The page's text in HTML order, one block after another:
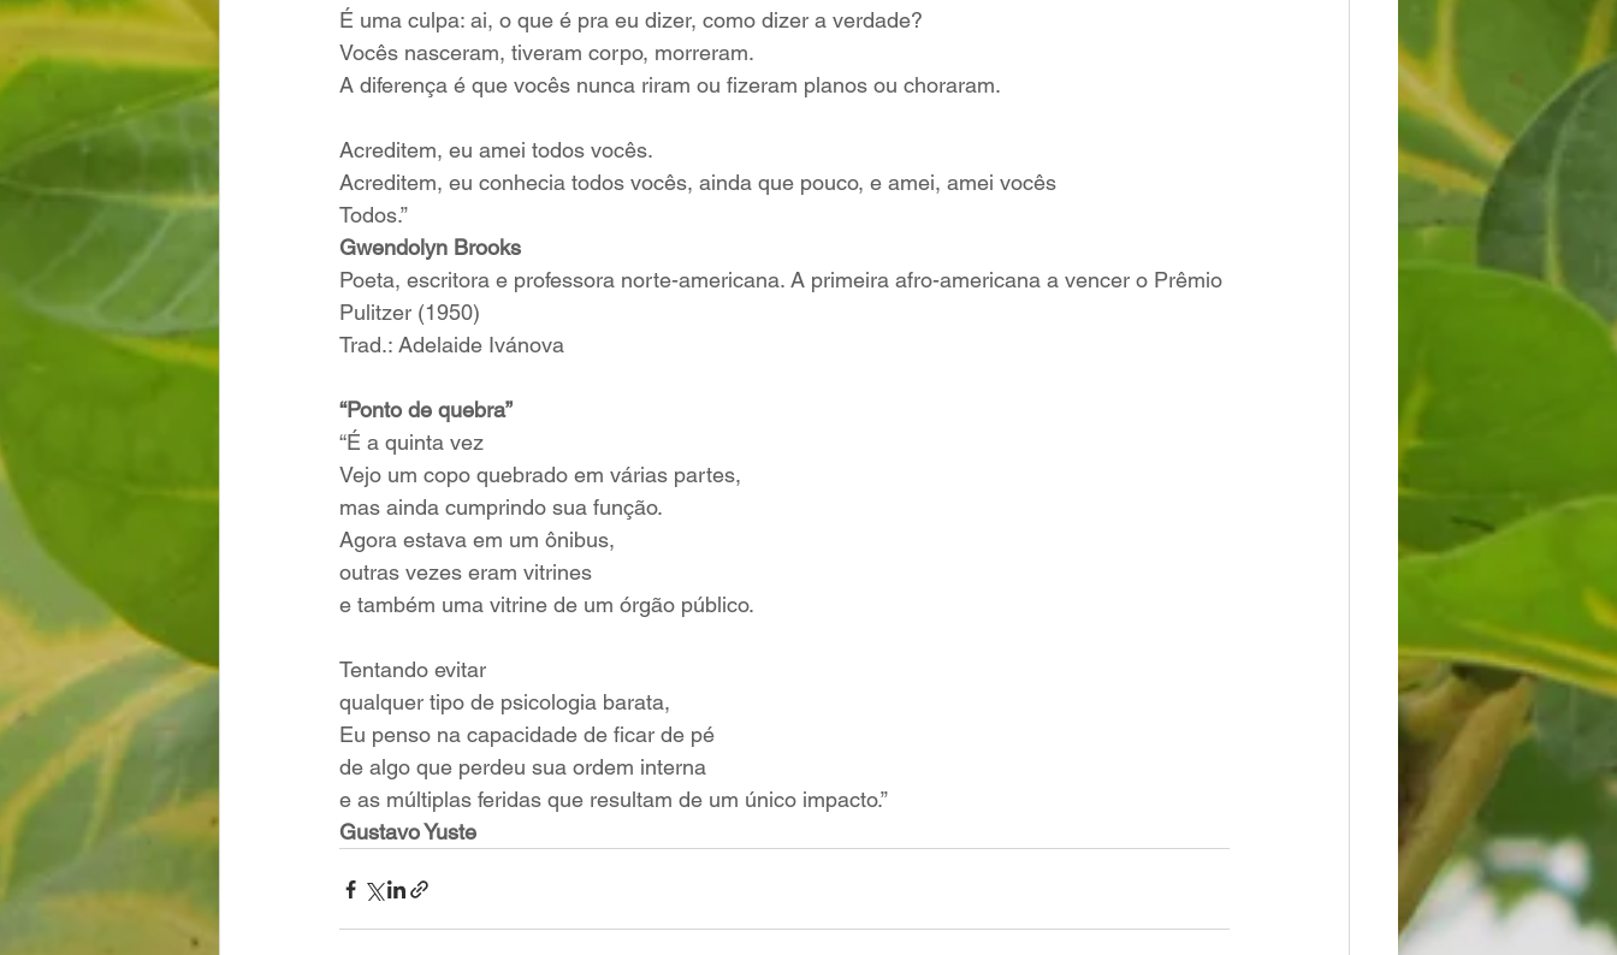
É uma culpa: ai, o que é pra eu dizer, como dizer a verdade?
Vocês nasceram, tiveram corpo, morreram.
A diferença é que vocês nunca riram ou fizeram planos ou choraram.
Acreditem, eu amei todos vocês.
Acreditem, eu conhecia todos vocês, ainda que pouco, e amei, amei vocês
Todos.”
Gwendolyn Brooks
Poeta, escritora e professora norte-americana. A primeira afro-americana a vencer o Prêmio
Pulitzer (1950)
Trad.: Adelaide Ivánova
“Ponto de quebra”
“É a quinta vez
Vejo um copo quebrado em várias partes,
mas ainda cumprindo sua função.
Agora estava em um ônibus,
outras vezes eram vitrines
e também uma vitrine de um órgão público.
Tentando evitar
qualquer tipo de psicologia barata,
Eu penso na capacidade de ficar de pé
de algo que perdeu sua ordem interna
e as múltiplas feridas que resultam de um único impacto.”
Gustavo Yuste